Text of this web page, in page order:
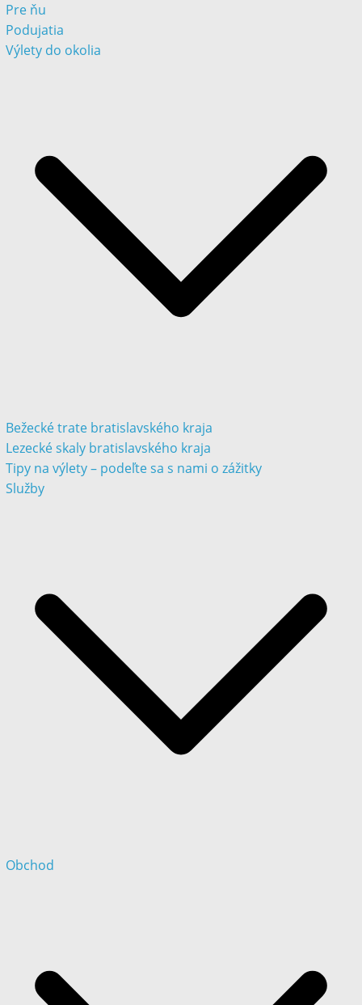
Pre ňu
Podujatia
Výlety do okolia
Bežecké trate bratislavského kraja
Lezecké skaly bratislavského kraja
Tipy na výlety – podeľte sa s nami o zážitky
Služby
Obchod